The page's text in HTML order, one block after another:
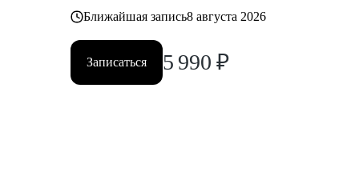
Ближайшая запись8 августа 2026
Записаться 5 990 ₽